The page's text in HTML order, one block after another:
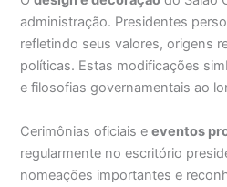
administração. Presidentes
refletindo seus valores, origens
políticas. Estas modificações
e filosofias governamentais ao
Cerimônias oficiais eeventos
regularmente no escritório
nomeações importantes e